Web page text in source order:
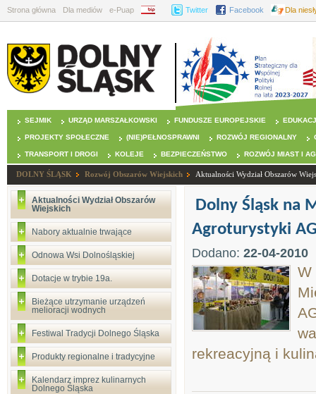
Strona główna Dla mediów e-Puap BIP Twitter Facebook Dla
SEJMIK URZĄD MARSZAŁKOWSKI FUNDUSZE EUROPEJSKIE
PROJEKTY SPOŁECZNE (NIE)PEŁNOSPRAWNI ROZWÓJ REGIONALNY
TRANSPORT I DROGI KOLEJE BEZPIECZEŃSTWO ROZWÓJ MIAST I
DOLNY ŚLĄSK Rozwój Obszarów Wiejskich Aktualności Wydział Obszarów
Aktualności Wydział Obszarów
Wiejskich
Nabory aktualnie trwające
Odnowa Wsi Dolnośląskiej
Dotacje w trybie 19a.
Bieżące utrzymanie urządzeń
melioracji wodnych
Festiwal Tradycji Dolnego Śląska
Produkty regionalne i tradycyjne
Kalendarz imprez kulinarnych
Dolnego Śląska
Dolny Śląsk na
Agroturystyki
Dodano: 22-04-2010
W
rekreacyjną i